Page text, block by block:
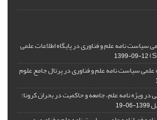
سیاست نامه علم و فناوری در پایگاه اطلاعات علمی
1399-09-12
علمی سیاست نامه علم و فناوری در پرتال جامع علوم
در ویژه نامه علم، جامعه و حاکمیت در بحران کرونا:
1399-06-19